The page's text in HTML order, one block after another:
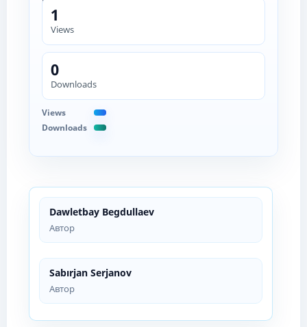
Dawletbay Begdullaev
Автор
Sabırjan Serjanov
Автор
1
Views
0
Downloads
Views
Downloads